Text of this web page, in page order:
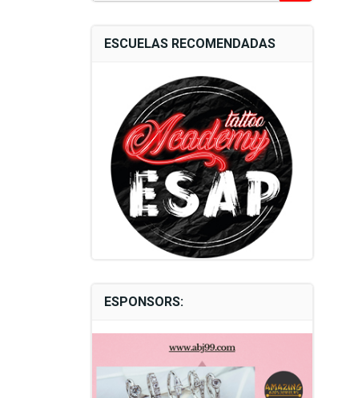
ESCUELAS RECOMENDADAS
ESPONSORS: